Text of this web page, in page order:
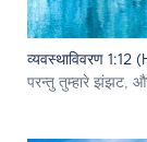
व्यवस्थाविवरण 1:12
परन्तु तुम्हारे झंझट,